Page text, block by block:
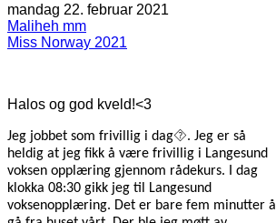
mandag 22. februar 2021
Maliheh mm
Miss Norway 2021
Halos og god kveld!<3
Jeg jobbet som frivillig i dag⯑. Jeg er så
heldig at jeg fikk å være frivillig i Langesund
voksen opplæring gjennom rådekurs. I dag
klokka 08:30 gikk jeg til Langesund
voksenopplæring. Det er bare fem minutter å